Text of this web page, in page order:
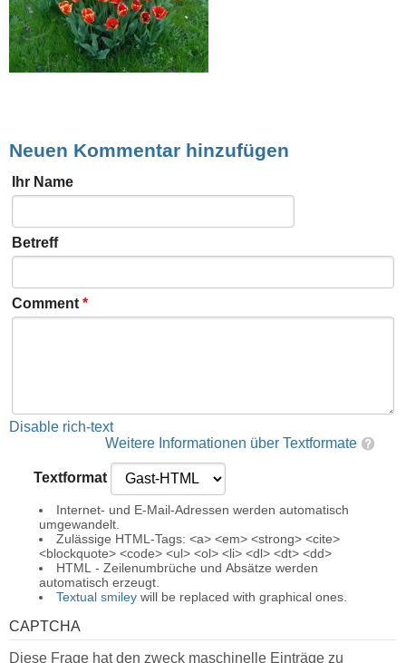
Neuen Kommentar hinzufügen
Ihr Name
Betreff
Comment*
Disable rich-text
Weitere Informationen über Textformate
Textformat
Internet- und E-Mail-Adressen werden automatisch
umgewandelt.
Zulässige HTML-Tags: <a> <em> <strong> <cite>
<blockquote> <code> <ul> <ol> <li> <dl> <dt> <dd>
HTML - Zeilenumbrüche und Absätze werden
automatisch erzeugt.
Textual smiley will be replaced with graphical ones.
CAPTCHA
Diese Frage hat den zweck maschinelle Einträge zu